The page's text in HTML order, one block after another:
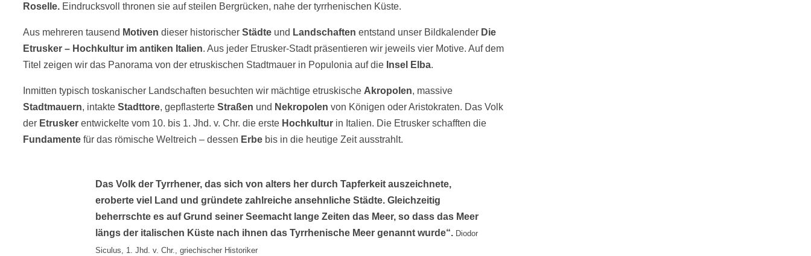
Roselle. Eindrucksvoll thronen sie auf steilen Bergrücken, nahe der tyrrhenischen Küste.
Aus mehreren tausend Motiven dieser historischer Städte und Landschaften entstand unser Bildkalender Die
Etrusker – Hochkultur im antiken Italien. Aus jeder Etrusker-Stadt präsentieren wir jeweils vier Motive. Auf dem
Titel zeigen wir das Panorama von der etruskischen Stadtmauer in Populonia auf die Insel Elba.
Inmitten typisch toskanischer Landschaften besuchten wir mächtige etruskische Akropolen, massive
Stadtmauern, intakte Stadttore, gepflasterte Straßen und Nekropolen von Königen oder Aristokraten. Das Volk
der Etrusker entwickelte vom 10. bis 1. Jhd. v. Chr. die erste Hochkultur in Italien. Die Etrusker schafften die
Fundamente für das römische Weltreich – dessen Erbe bis in die heutige Zeit ausstrahlt.
Das Volk der Tyrrhener, das sich von alters her durch Tapferkeit auszeichnete,
eroberte viel Land und gründete zahlreiche ansehnliche Städte. Gleichzeitig
beherrschte es auf Grund seiner Seemacht lange Zeiten das Meer, so dass das Meer
längs der italischen Küste nach ihnen das Tyrrhenische Meer genannt wurde“. Diodor
Siculus, 1. Jhd. v. Chr., griechischer Historiker